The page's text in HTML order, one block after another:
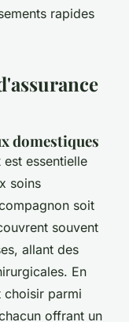
rapides
domestiques
est essentielle
soins
soit
souvent
allant des
En
choisir parmi
offrant un